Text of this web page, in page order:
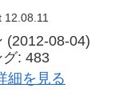
12.08.11
(2012-08-04)
: 483
細を見る